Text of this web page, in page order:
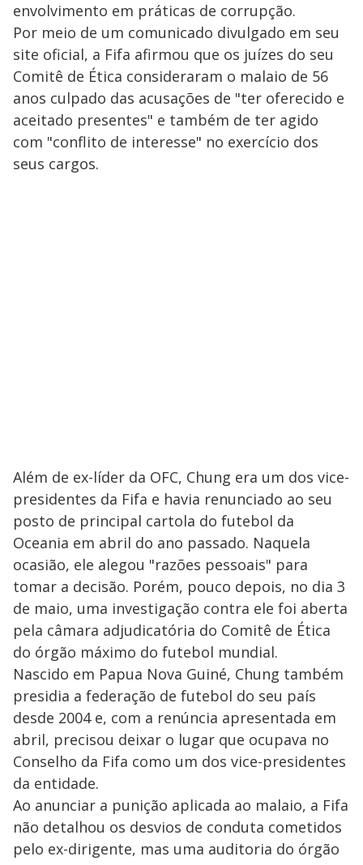
envolvimento em práticas de corrupção.
Por meio de um comunicado divulgado em seu
site oficial, a Fifa afirmou que os juízes do seu
Comitê de Ética consideraram o malaio de 56
anos culpado das acusações de "ter oferecido e
aceitado presentes" e também de ter agido
com "conflito de interesse" no exercício dos
seus cargos.
Além de ex-líder da OFC, Chung era um dos vice-
presidentes da Fifa e havia renunciado ao seu
posto de principal cartola do futebol da
Oceania em abril do ano passado. Naquela
ocasião, ele alegou "razões pessoais" para
tomar a decisão. Porém, pouco depois, no dia 3
de maio, uma investigação contra ele foi aberta
pela câmara adjudicatória do Comitê de Ética
do órgão máximo do futebol mundial.
Nascido em Papua Nova Guiné, Chung também
presidia a federação de futebol do seu país
desde 2004 e, com a renúncia apresentada em
abril, precisou deixar o lugar que ocupava no
Conselho da Fifa como um dos vice-presidentes
da entidade.
Ao anunciar a punição aplicada ao malaio, a Fifa
não detalhou os desvios de conduta cometidos
pelo ex-dirigente, mas uma auditoria do órgão